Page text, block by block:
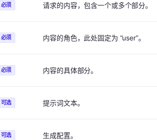
必须 请求的内容，包含一个或多个部分。
必须 内容的角色，此处固定为 “user”。
必须 内容的具体部分。
可选 提示词文本。
可选 生成配置。